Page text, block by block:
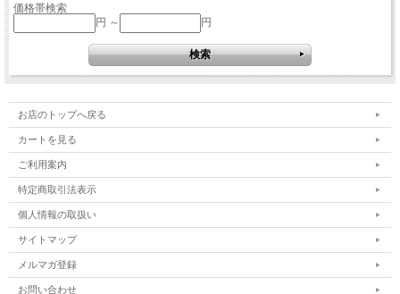
価格帯検索
円 ～
円
お店のトップへ戻る
カートを見る
ご利用案内
特定商取引法表示
個人情報の取扱い
サイトマップ
メルマガ登録
お問い合わせ